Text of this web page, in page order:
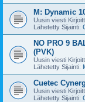
M: Dynamic
Uusin viesti
Lähetetty Sijainti:
NO PRO 9
(PVK)
Uusin viesti
Lähetetty Sijainti:
Cuetec
Uusin viesti
Lähetetty Sijainti: